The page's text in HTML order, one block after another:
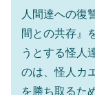
人間達への復
間との共存』
うとする怪人
のは、怪人カ
を勝ち取るた